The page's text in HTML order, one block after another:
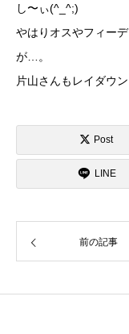
し〜ぃ(^_^;)
やはりオスやフィー
が…。
片山さんもレイダウ
Post
LINE
前の記事